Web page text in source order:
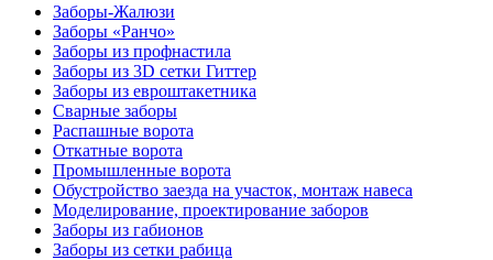
Заборы-Жалюзи
Заборы «Ранчо»
Заборы из профнастила
Заборы из 3D сетки Гиттер
Заборы из евроштакетника
Сварные заборы
Распашные ворота
Откатные ворота
Промышленные ворота
Обустройство заезда на участок, монтаж навеса
Моделирование, проектирование заборов
Заборы из габионов
Заборы из сетки рабица